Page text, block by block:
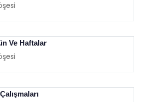
Ve Haftalar